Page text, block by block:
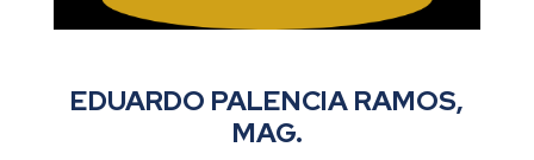
EDUARDO PALENCIA RAMOS,
MAG.